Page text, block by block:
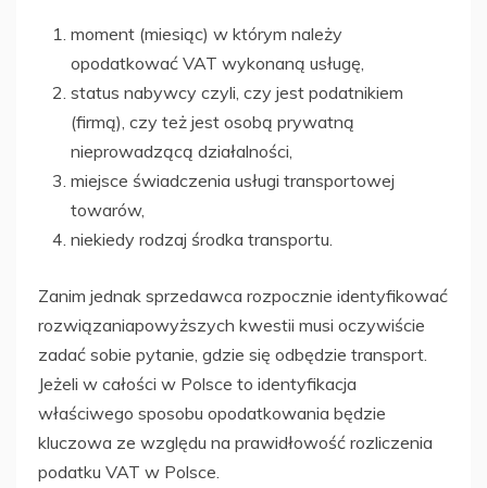
moment (miesiąc) w którym należy
opodatkować VAT wykonaną usługę,
status nabywcy czyli, czy jest podatnikiem
(firmą), czy też jest osobą prywatną
nieprowadzącą działalności,
miejsce świadczenia usługi transportowej
towarów,
niekiedy rodzaj środka transportu.
Zanim jednak sprzedawca rozpocznie identyfikować
rozwiązaniapowyższych kwestii musi oczywiście
zadać sobie pytanie, gdzie się odbędzie transport.
Jeżeli w całości w Polsce to identyfikacja
właściwego sposobu opodatkowania będzie
kluczowa ze względu na prawidłowość rozliczenia
podatku VAT w Polsce.